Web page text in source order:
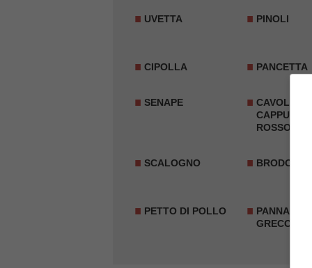
UVETTA PINOLI
CIPOLLA PANCETTA
SENAPE
CAVOLO
CAPPUCCIO
ROSSO
SCALOGNO BRODO
PETTO DI POLLO
PANNA O
GRECO